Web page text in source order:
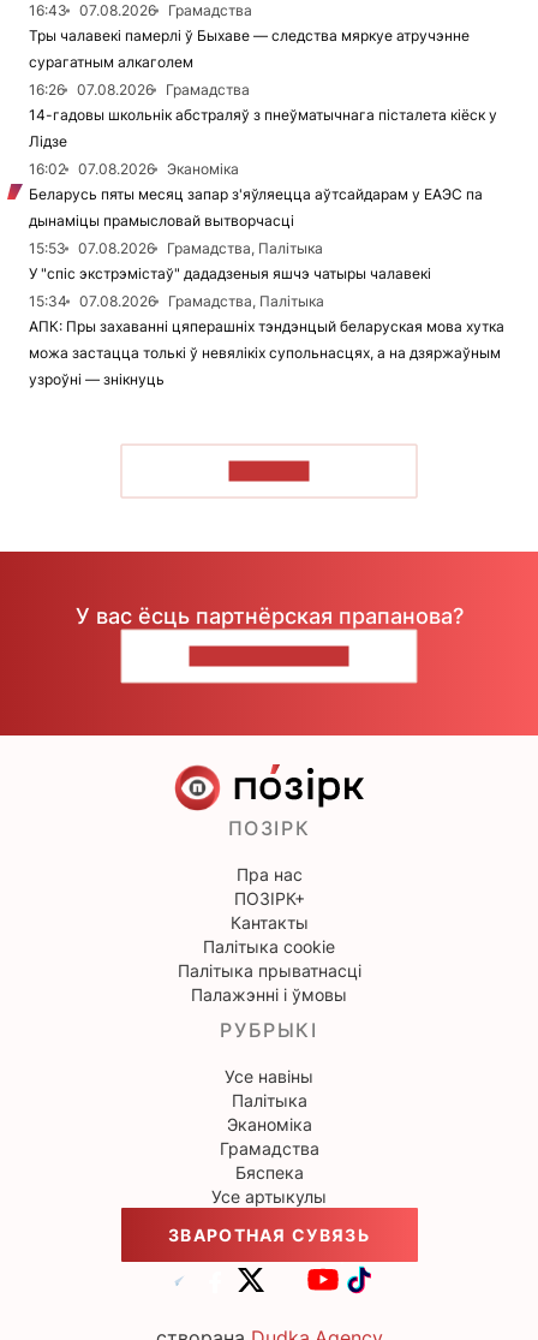
16:43
07.08.2026
Грамадства
Тры чалавекі памерлі ў Быхаве — следства мяркуе атручэнне
сурагатным алкаголем
16:26
07.08.2026
Грамадства
14-гадовы школьнік абстраляў з пнеўматычнага пісталета кіёск у
Лідзе
16:02
07.08.2026
Эканоміка
Беларусь пяты месяц запар з'яўляецца аўтсайдарам у ЕАЭС па
дынаміцы прамысловай вытворчасці
15:53
07.08.2026
Грамадства, Палітыка
У "спіс экстрэмістаў" дададзеныя яшчэ чатыры чалавекі
15:34
07.08.2026
Грамадства, Палітыка
АПК: Пры захаванні цяперашніх тэндэнцый беларуская мова хутка
можа застацца толькі ў невялікіх супольнасцях, а на дзяржаўным
узроўні — знікнуць
У вас ёсць партнёрская прапанова?
ПОЗІРК
Пра нас
ПОЗІРК+
Кантакты
Палітыка cookie
Палітыка прыватнасці
Палажэнні і ўмовы
РУБРЫКІ
Усе навіны
Палітыка
Эканоміка
Грамадства
Бяспека
Усе артыкулы
ЗВАРОТНАЯ СУВЯЗЬ